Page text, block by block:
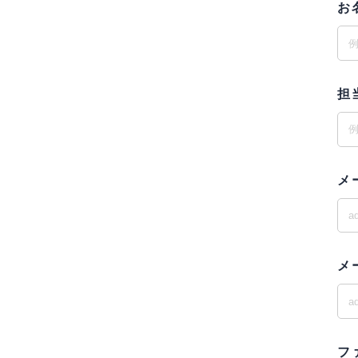
お
担
メ
メ
フ